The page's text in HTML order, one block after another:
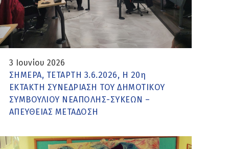
3 Ιουνίου 2026
ΣΗΜΕΡΑ, ΤΕΤΑΡΤΗ 3.6.2026, Η 20η
ΕΚΤΑΚΤΗ ΣΥΝΕΔΡΙΑΣΗ ΤΟΥ ΔΗΜΟΤΙΚΟΥ
ΣΥΜΒΟΥΛΙΟΥ ΝΕΑΠΟΛΗΣ-ΣΥΚΕΩΝ –
ΑΠΕΥΘΕΙΑΣ ΜΕΤΑΔΟΣΗ